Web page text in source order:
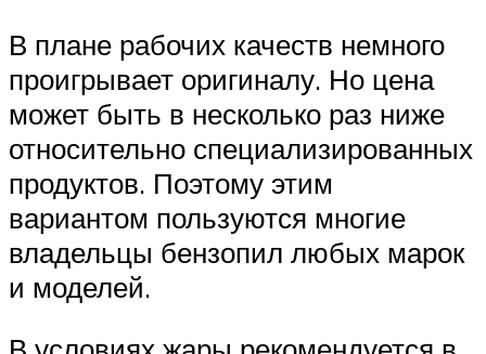
В плане рабочих качеств немного
проигрывает оригиналу. Но цена
может быть в несколько раз ниже
относительно специализированных
продуктов. Поэтому этим
вариантом пользуются многие
владельцы бензопил любых марок
и моделей.